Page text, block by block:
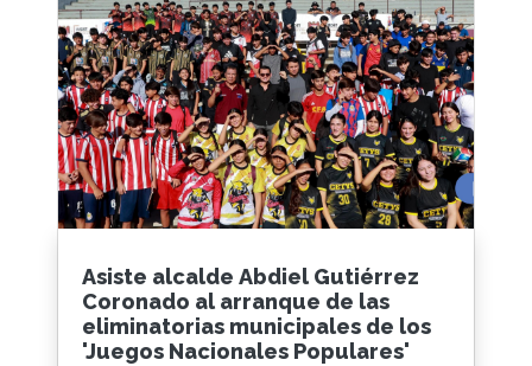
Asiste alcalde Abdiel Gutiérrez
Coronado al arranque de las
eliminatorias municipales de los
'Juegos Nacionales Populares'